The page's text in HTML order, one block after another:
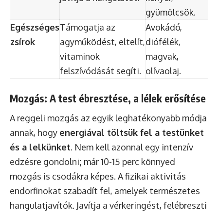
gyümölcsök.
Egészséges
zsírok
Támogatja az
agyműködést, eltelít,
vitaminok
felszívódását segíti.
Avokádó,
diófélék,
magvak,
olívaolaj.
Mozgás: A test ébresztése, a lélek erősítése
A reggeli mozgás az egyik leghatékonyabb módja
annak, hogy energiával töltsük fel a testünket
és a lelkünket. Nem kell azonnal egy intenzív
edzésre gondolni; már 10-15 perc könnyed
mozgás is csodákra képes. A fizikai aktivitás
endorfinokat szabadít fel, amelyek természetes
hangulatjavítók. Javítja a vérkeringést, felébreszti